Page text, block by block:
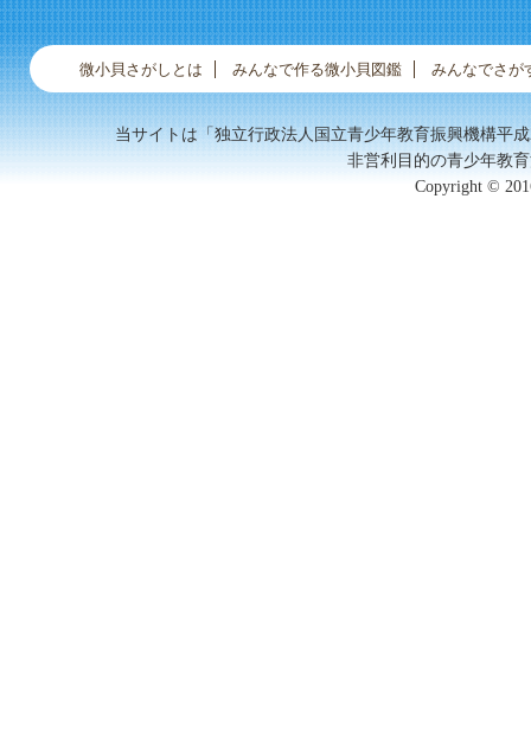
ガイ
微小貝さがしとは みんなで作る微小貝図鑑 みんなでさが
当サイトは「独立行政法人国立青少年教育振興機構平
非営利目的の青少年教
Copyright ©